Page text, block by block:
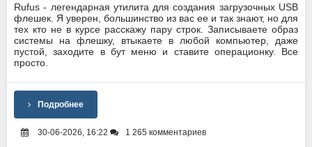
Rufus - легендарная утилита для создания загрузочных USB
флешек. Я уверен, большинство из вас ее и так знают, но для
тех кто не в курсе расскажу пару строк. Записываете образ
системы на флешку, втыкаете в любой компьютер, даже
пустой, заходите в бут меню и ставите операционку. Все
просто.
Подробнее
30-06-2026, 16:22 1 265 комментариев